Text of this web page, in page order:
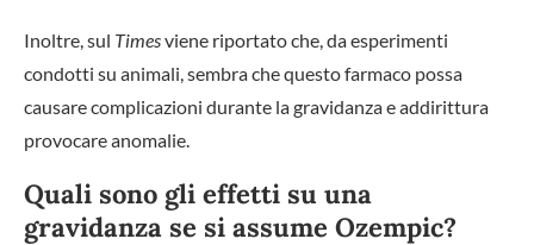
Inoltre, sul Timesviene riportato che, da esperimenti
condotti su animali, sembra che questo farmaco possa
causare complicazioni durante la gravidanza e addirittura
provocare anomalie.
Quali sono gli effetti su una
gravidanza se si assume Ozempic?